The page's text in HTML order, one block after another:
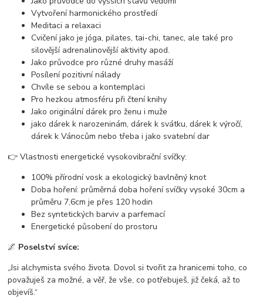
Vytvoření harmonického prostředí
Meditaci a relaxaci
Cvičení jako je jóga, pilates, tai-chi, tanec, ale také pro
silovější adrenalinovější aktivity apod.
Jako průvodce pro různé druhy masáží
Posílení pozitivní nálady
Chvíle se sebou a kontemplaci
Pro hezkou atmosféru při čtení knihy
Jako originální dárek pro ženu i muže
jako dárek k narozeninám, dárek k svátku, dárek k výročí,
dárek k Vánocům nebo třeba i jako svatební dar
👉 Vlastnosti energetické vysokovibrační svíčky:
100% přírodní vosk a ekologický bavlněný knot
Doba hoření: průměrná doba hoření svíčky vysoké 30cm a
průměru 7,6cm je přes 120 hodin
Bez syntetických barviv a parfemací
Energetické působení do prostoru
🌌 Poselství svíce:
„Jsi alchymista svého života. Dovol si tvořit za hranicemi toho, co
považuješ za možné, a věř, že vše, co potřebuješ, již čeká, až to
objevíš.“